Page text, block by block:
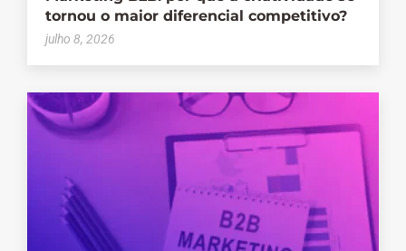
tornou o maior diferencial competitivo?
julho 8, 2026